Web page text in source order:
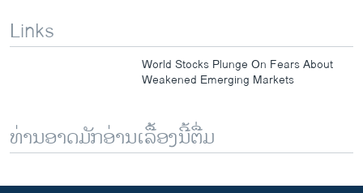
Links
World Stocks Plunge On Fears About
Weakened Emerging Markets
ທ່ານອາດມັກອ່ານເລື້ອງນີ້ຕື່ມ